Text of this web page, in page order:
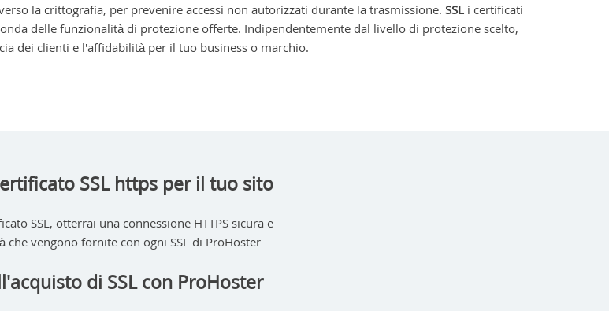
la crittografia, per prevenire accessi non autorizzati durante la trasmissione. SSLi certificati
delle funzionalità di protezione offerte. Indipendentemente dal livello di protezione scelto,
dei clienti e l'affidabilità per il tuo business o marchio.
SSL https per il tuo sito
SSL, otterrai una connessione HTTPS sicura e
che vengono fornite con ogni SSL di ProHoster
di SSL con ProHoster